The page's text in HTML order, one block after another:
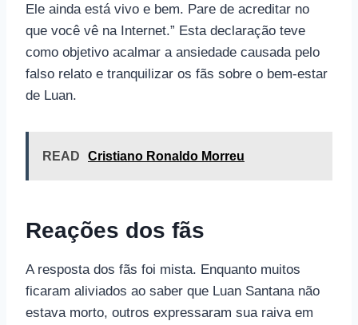
Ele ainda está vivo e bem. Pare de acreditar no
que você vê na Internet.” Esta declaração teve
como objetivo acalmar a ansiedade causada pelo
falso relato e tranquilizar os fãs sobre o bem-estar
de Luan.
READ Cristiano Ronaldo Morreu
Reações dos fãs
A resposta dos fãs foi mista. Enquanto muitos
ficaram aliviados ao saber que Luan Santana não
estava morto, outros expressaram sua raiva em